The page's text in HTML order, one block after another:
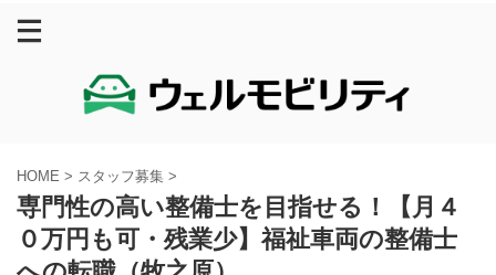
HOME > スタッフ募集 >
専門性の高い整備士を目指せる！【月４
０万円も可・残業少】福祉車両の整備士